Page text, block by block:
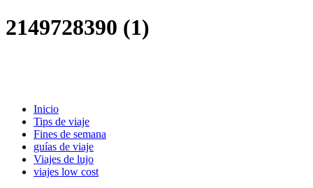
2149728390 (1)
Inicio
Tips de viaje
Fines de semana
guías de viaje
Viajes de lujo
viajes low cost